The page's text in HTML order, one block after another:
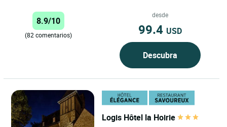
8.9/10
(82 comentarios)
desde
99.4 USD
Descubra
Logis Hôtel la Hoirie